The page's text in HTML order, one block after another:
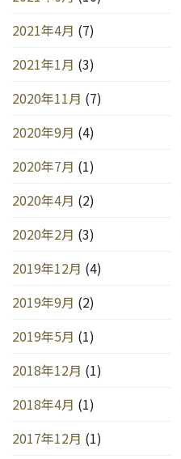
2021年4月 (7)
2021年1月 (3)
2020年11月 (7)
2020年9月 (4)
2020年7月 (1)
2020年4月 (2)
2020年2月 (3)
2019年12月 (4)
2019年9月 (2)
2019年5月 (1)
2018年12月 (1)
2018年4月 (1)
2017年12月 (1)